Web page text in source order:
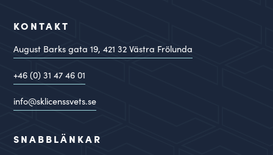
KONTAKT
August Barks gata 19,421 32 Västra Frölunda
+46 (0) 31 47 46 01
info@sklicenssvets.se
SNABBLÄNKAR